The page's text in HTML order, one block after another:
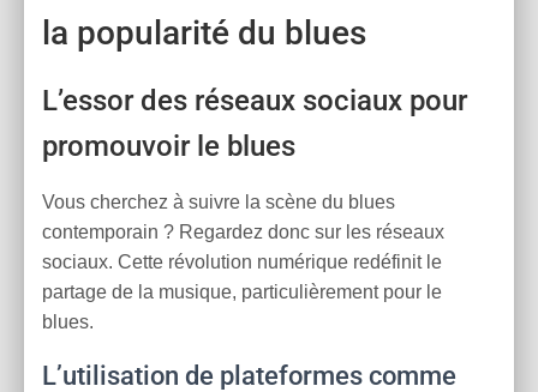
la popularité du blues
L’essor des réseaux sociaux pour
promouvoir le blues
Vous cherchez à suivre la scène du blues
contemporain ? Regardez donc sur les réseaux
sociaux. Cette révolution numérique redéfinit le
partage de la musique, particulièrement pour le
blues.
L’utilisation de plateformes comme